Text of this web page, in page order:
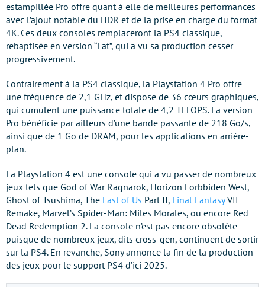
estampillée Pro offre quant à elle de meilleures performances
avec l’ajout notable du HDR et de la prise en charge du format
4K. Ces deux consoles remplaceront la PS4 classique,
rebaptisée en version “Fat”, qui a vu sa production cesser
progressivement.
Contrairement à la PS4 classique, la Playstation 4 Pro offre
une fréquence de 2,1 GHz, et dispose de 36 cœurs graphiques,
qui cumulent une puissance totale de 4,2 TFLOPS. La version
Pro bénéficie par ailleurs d’une bande passante de 218 Go/s,
ainsi que de 1 Go de DRAM, pour les applications en arrière-
plan.
La Playstation 4 est une console qui a vu passer de nombreux
jeux tels que God of War Ragnarök, Horizon Forbbiden West,
Ghost of Tsushima, The Last of Us Part II, Final FantasyVII
Remake, Marvel’s Spider-Man: Miles Morales, ou encore Red
Dead Redemption 2. La console n’est pas encore obsolète
puisque de nombreux jeux, dits cross-gen, continuent de sortir
sur la PS4. En revanche, Sony annonce la fin de la production
des jeux pour le support PS4 d’ici 2025.